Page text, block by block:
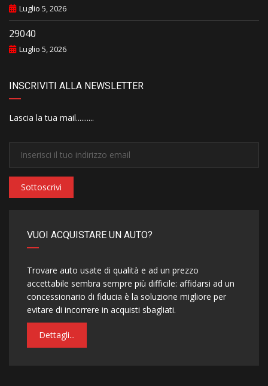
Luglio 5, 2026
29040
Luglio 5, 2026
INSCRIVITI ALLA NEWSLETTER
Lascia la tua mail..........
Sottoscrivi
VUOI ACQUISTARE UN AUTO?
Trovare auto usate di qualità e ad un prezzo
accettabile sembra sempre più difficile: affidarsi ad un
concessionario di fiducia è la soluzione migliore per
evitare di incorrere in acquisti sbagliati.
Dettagli...